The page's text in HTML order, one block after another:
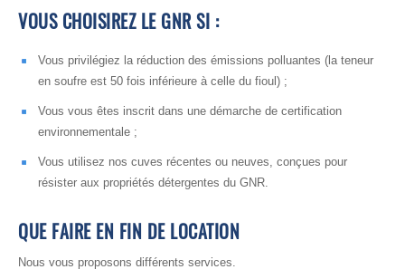
VOUS CHOISIREZ LE GNR SI :
Vous privilégiez la réduction des émissions polluantes (la teneur
en soufre est 50 fois inférieure à celle du fioul) ;
Vous vous êtes inscrit dans une démarche de certification
environnementale ;
Vous utilisez nos cuves récentes ou neuves, conçues pour
résister aux propriétés détergentes du GNR.
QUE FAIRE EN FIN DE LOCATION
Nous vous proposons différents services.